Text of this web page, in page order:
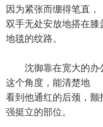
因为紧张而绷得笔直，
双手无处安放地搭在
地毯的纹路。
沈御靠在宽大的办公
这个角度，能清楚地
看到他通红的后颈，
强挺立的部位。